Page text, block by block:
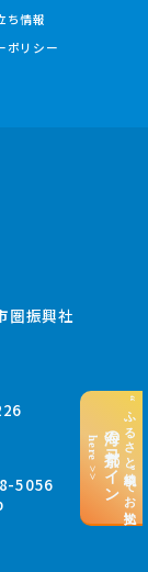
“ふるさと納税”でお支払い
海の京都コイン
here >>
ち情報
ポリシー
圏振興社
5056